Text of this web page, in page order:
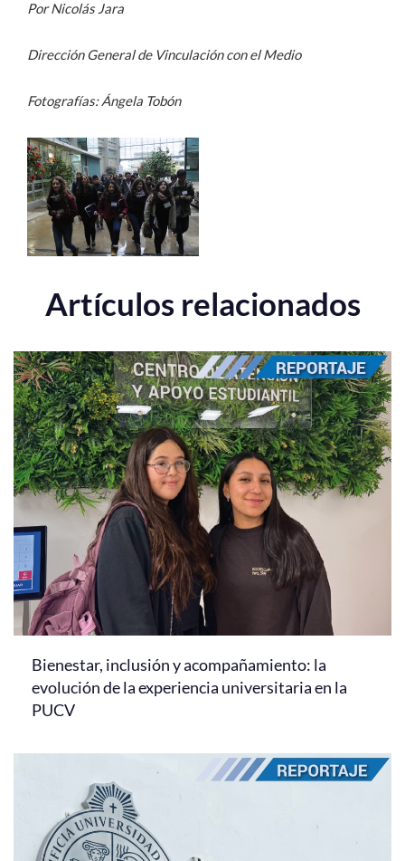
Por Nicolás Jara
Dirección General de Vinculación con el Medio
Fotografías: Ángela Tobón
Artículos relacionados
Bienestar, inclusión y acompañamiento: la
evolución de la experiencia universitaria en la
PUCV